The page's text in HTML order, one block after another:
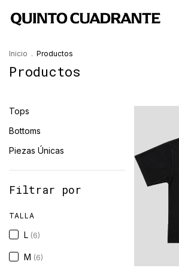
Inicio . Productos
Productos
Tops
Bottoms
Piezas Únicas
Filtrar por
TALLA
L (6)
M (6)